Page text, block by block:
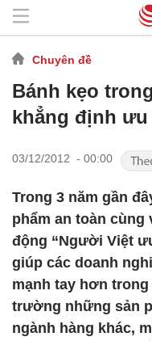
Chuyên đề
Bánh kẹo
khẳng định ưu
03/12/2012 - 00:00
Trong 3 năm gần
phẩm an toàn
động “Người Việt
giúp các doanh
mạnh tay hơn
trường những sản
ngành hàng khác,